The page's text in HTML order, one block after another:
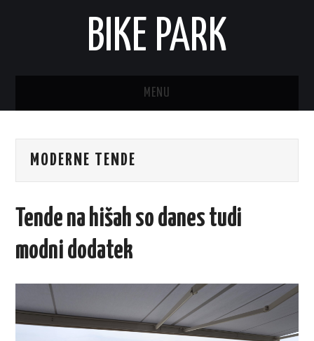
BIKE PARK
MENU
MODERNE TENDE
Tende na hišah so danes tudi
modni dodatek